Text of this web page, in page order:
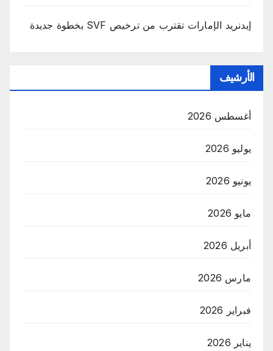
إيدنريد الإمارات تقترب من ترخيص SVF بخطوة جديدة
الأرشيف
أغسطس 2026
يوليو 2026
يونيو 2026
مايو 2026
أبريل 2026
مارس 2026
فبراير 2026
يناير 2026